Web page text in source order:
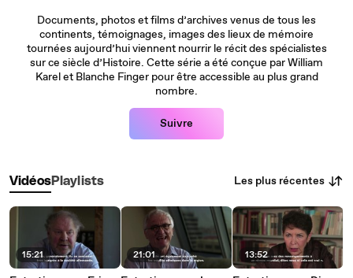
Documents, photos et films d’archives venus de tous les
continents, témoignages, images des lieux de mémoire
tournées aujourd’hui viennent nourrir le récit des spécialistes
sur ce siècle d’Histoire. Cette série a été conçue par William
Karel et Blanche Finger pour être accessible au plus grand
nombre.
Suivre
VidéosPlaylists Les plus récentes
15:21 21:01 13:52